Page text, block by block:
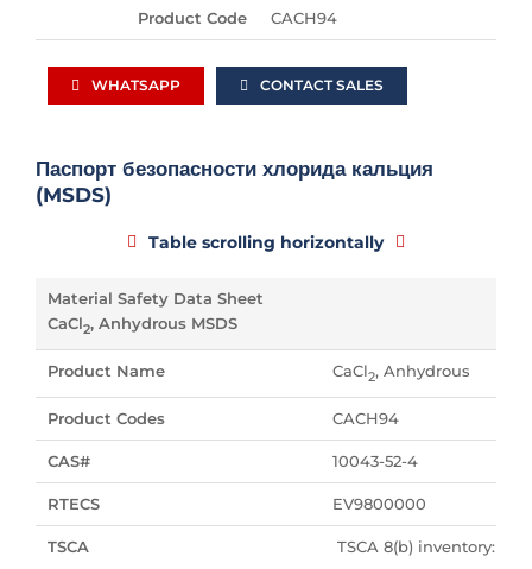
Product Code CACH94
WHATSAPP CONTACT SALES
Паспорт безопасности хлорида кальция
(MSDS)
Table scrolling horizontally
Material Safety Data Sheet
CaCl2, Anhydrous MSDS
Product Name CaCl2, Anhydrous
Product Codes CACH94
CAS# 10043-52-4
RTECS EV9800000
TSCA TSCA 8(b) inventory: